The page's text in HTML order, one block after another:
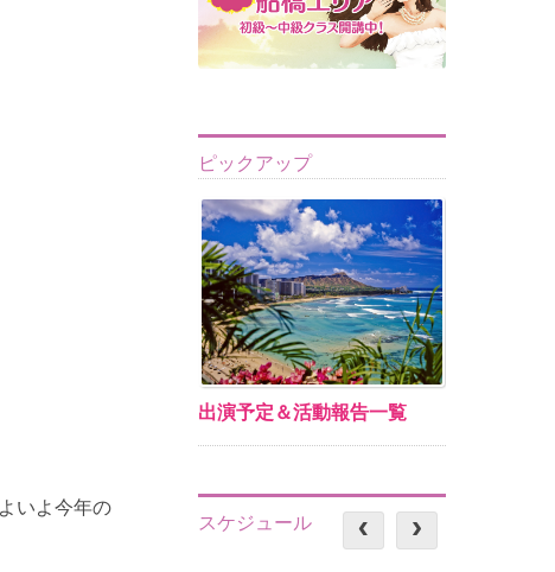
いよ今年の
ピックアップ
出演予定＆活動報告一覧
スケジュール